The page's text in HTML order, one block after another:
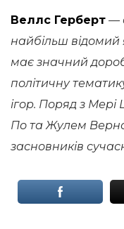
Веллс Герберт —
найбільш
має значний
політичну
ігор. Поряд з
По та Жулем
засновників